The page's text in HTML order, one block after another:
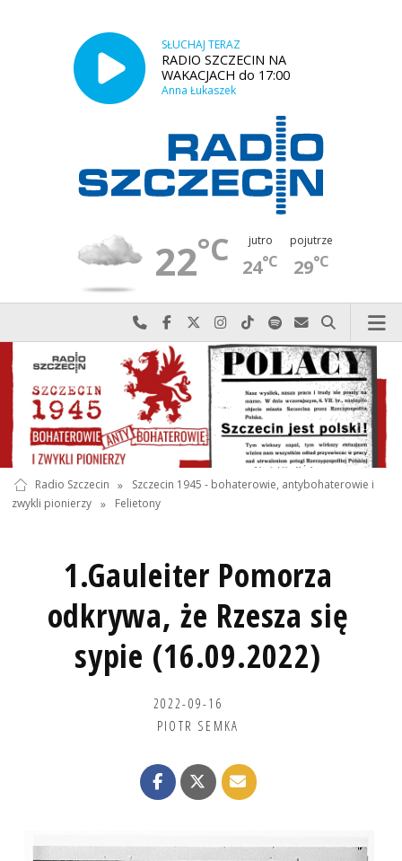
SŁUCHAJ TERAZ
RADIO SZCZECIN NA
WAKACJACH do 17:00
Anna Łukaszek
22°C jutro
24°C
pojutrze
29°C
Najlepiej po prostu do nas zadzwoń
Odwiedź nas na Facebook-u
Odwiedź nas na X
Odwiedź nas na Instagram-ie
Odwiedź nas na TikTok-u
Szukaj nas na Spotify
Wyślij do nas
Szukaj
Radio Szczecin »
Szczecin 1945 - bohaterowie, antybohaterowie i
zwykli pionierzy » Felietony
1.Gauleiter Pomorza
odkrywa, że Rzesza się
sypie (16.09.2022)
2022-09-16
PIOTR SEMKA